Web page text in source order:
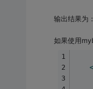
输出结果为
如果使用
<